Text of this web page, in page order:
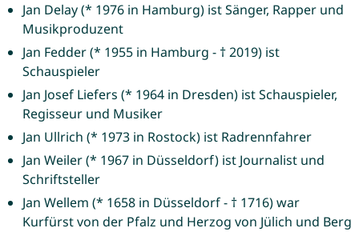
Jan Delay (* 1976 in Hamburg) ist Sänger, Rapper und
Musikproduzent
Jan Fedder (* 1955 in Hamburg - † 2019) ist
Schauspieler
Jan Josef Liefers (* 1964 in Dresden) ist Schauspieler,
Regisseur und Musiker
Jan Ullrich (* 1973 in Rostock) ist Radrennfahrer
Jan Weiler (* 1967 in Düsseldorf) ist Journalist und
Schriftsteller
Jan Wellem (* 1658 in Düsseldorf - † 1716) war
Kurfürst von der Pfalz und Herzog von Jülich und Berg